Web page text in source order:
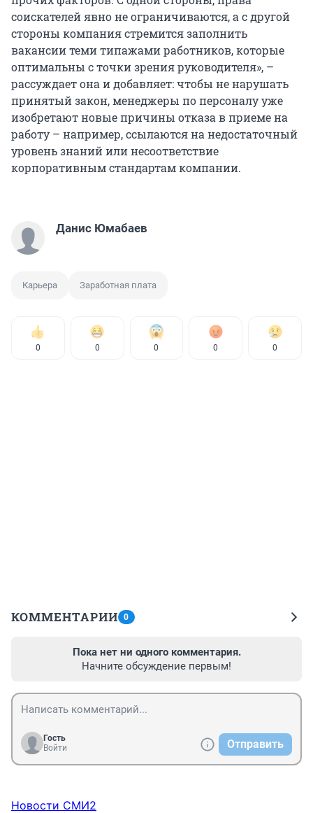
соискателей явно не ограничиваются, а с другой
стороны компания стремится заполнить
вакансии теми типажами работников, которые
оптимальны с точки зрения руководителя», –
рассуждает она и добавляет: чтобы не нарушать
принятый закон, менеджеры по персоналу уже
изобретают новые причины отказа в приеме на
работу – например, ссылаются на недостаточный
уровень знаний или несоответствие
корпоративным стандартам компании.
Данис Юмабаев
Карьера Заработная плата
0 0 0 0 0
КОММЕНТАРИИ 0
Пока нет ни одного комментария.
Начните обсуждение первым!
Гость
Войти
Отправить
Новости СМИ2